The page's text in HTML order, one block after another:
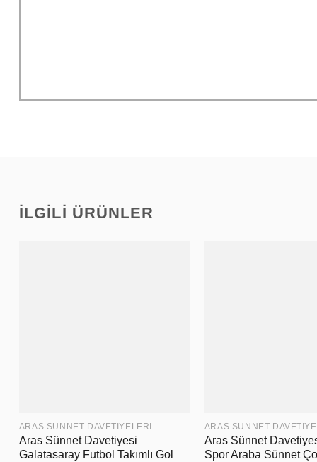
İLGILI ÜRÜNLER
ARAS SÜNNET DAVETIYELERI
Aras Sünnet Davetiyesi
Galatasaray Futbol Takımlı Gol
ARAS SÜNNET
Aras Sünnet
Spor Araba Sünnet